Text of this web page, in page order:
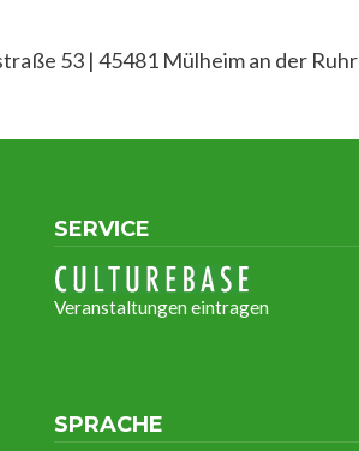
53 | 45481 Mülheim an der Ruhr
SERVICE
Veranstaltungen eintragen
SPRACHE